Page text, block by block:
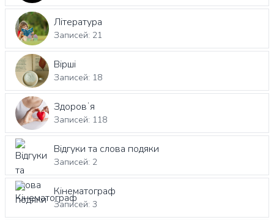
Література
Записей: 21
Вірші
Записей: 18
Здоровʼя
Записей: 118
Відгуки та слова подяки
Записей: 2
Кінематограф
Записей: 3